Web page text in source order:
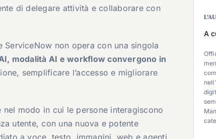
di delegare attività e collaborare con
ServiceNow non opera con una singola
modalità AI e workflow convergono in
semplificare l’accesso e migliorare
modo in cui le persone interagiscono
utente, con una nuova e potente
a voce, testo, immagini, web e agenti
A